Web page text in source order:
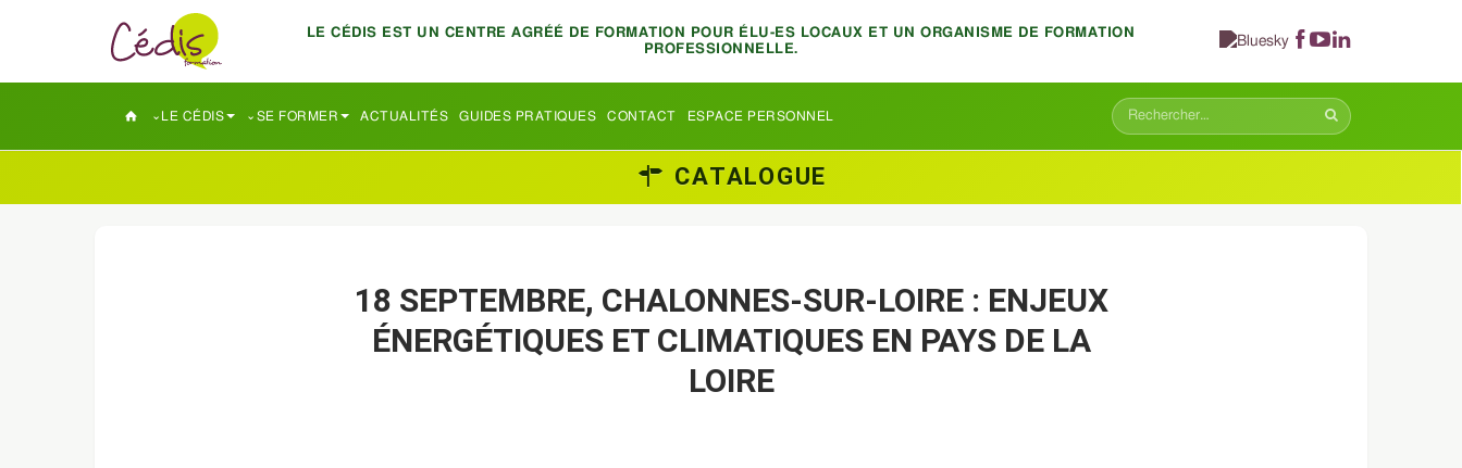
LE CÉDIS EST UN CENTRE AGRÉÉ DE FORMATION POUR ÉLU-ES LOCAUX ET UN ORGANISME DE FORMATION
PROFESSIONNELLE.
LE CÉDIS SE FORMER ACTUALITÉS GUIDES PRATIQUES CONTACT ESPACE PERSONNEL
CATALOGUE
18 SEPTEMBRE, CHALONNES-SUR-LOIRE : ENJEUX
ÉNERGÉTIQUES ET CLIMATIQUES EN PAYS DE LA
LOIRE